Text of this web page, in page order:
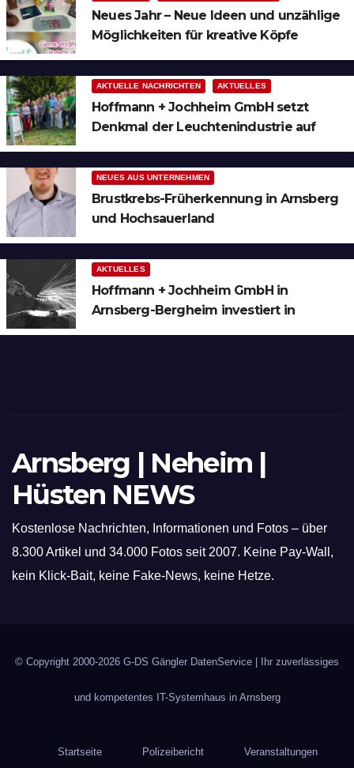
Neues Jahr – Neue Ideen und unzählige
Möglichkeiten für kreative Köpfe
AKTUELLE NACHRICHTEN AKTUELLES
Hoffmann + Jochheim GmbH setzt
Denkmal der Leuchtenindustrie auf
NEUES AUS UNTERNEHMEN
Brustkrebs-Früherkennung in Arnsberg
und Hochsauerland
AKTUELLES
Hoffmann + Jochheim GmbH in
Arnsberg-Bergheim investiert in
Arnsberg | Neheim |
Hüsten NEWS
Kostenlose Nachrichten, Informationen und Fotos – über
8.300 Artikel und 34.000 Fotos seit 2007. Keine Pay-Wall,
kein Klick-Bait, keine Fake-News, keine Hetze.
© Copyright 2000-2026 G-DS Gängler DatenService | Ihr zuverlässiges
und kompetentes IT-Systemhaus in Arnsberg
Startseite Polizeibericht Veranstaltungen